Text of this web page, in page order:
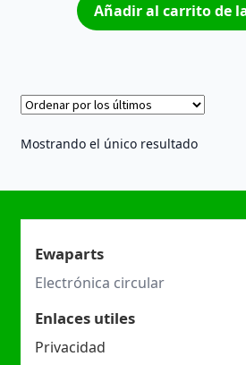
Añadir al carrito de
Mostrando el único resultado
Ewaparts
Electrónica circular
Enlaces utiles
Privacidad